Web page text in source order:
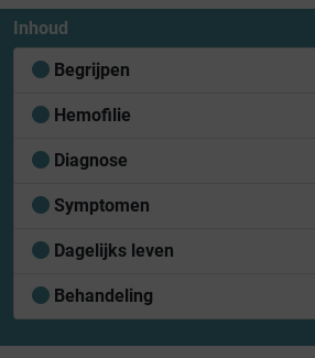
Inhoud
Begrijpen
Hemofilie
Diagnose
Symptomen
Dagelijks leven
Behandeling